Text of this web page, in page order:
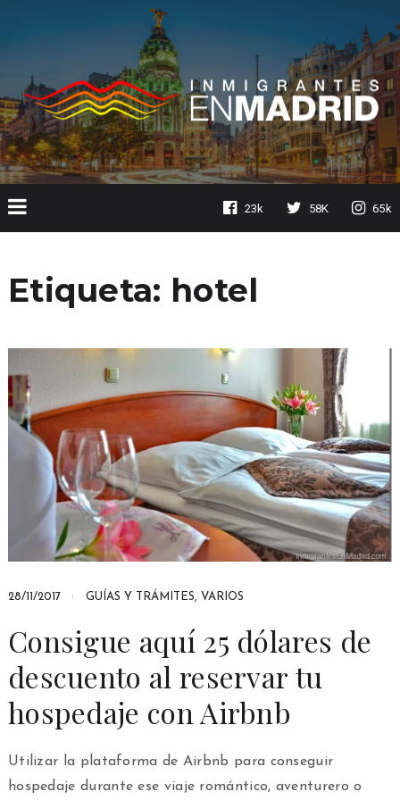
23k 58K 65k
Etiqueta: hotel
28/11/2017 GUÍAS Y TRÁMITES, VARIOS
Consigue aquí 25 dólares de
descuento al reservar tu
hospedaje con Airbnb
Utilizar la plataforma de Airbnb para conseguir
hospedaje durante ese viaje romántico, aventurero o